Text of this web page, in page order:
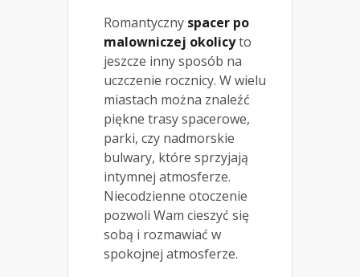
Romantyczny spacer po
malowniczej okolicyto
jeszcze inny sposób na
uczczenie rocznicy. W wielu
miastach można znaleźć
piękne trasy spacerowe,
parki, czy nadmorskie
bulwary, które sprzyjają
intymnej atmosferze.
Niecodzienne otoczenie
pozwoli Wam cieszyć się
sobą i rozmawiać w
spokojnej atmosferze.